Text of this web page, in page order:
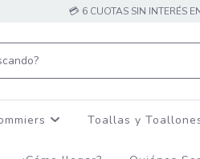
💳 6 CUOTAS SIN INTERÉS
Toallas y